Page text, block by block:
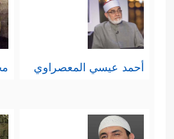
أحمد عيسي المعصراوي